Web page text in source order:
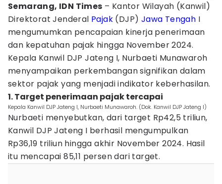
Semarang, IDN Times – Kantor Wilayah (Kanwil)
Direktorat Jenderal Pajak (DJP) Jawa Tengah I
mengumumkan pencapaian kinerja penerimaan
dan kepatuhan pajak hingga November 2024.
Kepala Kanwil DJP Jateng I, Nurbaeti Munawaroh
menyampaikan perkembangan signifikan dalam
sektor pajak yang menjadi indikator keberhasilan.
1. Target penerimaan pajak tercapai
Kepala Kanwil DJP Jateng I, Nurbaeti Munawaroh. (Dok. Kanwil DJP Jateng I)
Nurbaeti menyebutkan, dari target Rp42,5 triliun,
Kanwil DJP Jateng I berhasil mengumpulkan
Rp36,19 triliun hingga akhir November 2024. Hasil
itu mencapai 85,11 persen dari target.